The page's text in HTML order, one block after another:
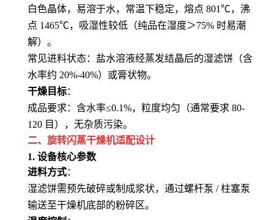
白色晶体，易溶于水，常温下稳定，熔点 801℃，沸
点 1465℃，吸湿性较低（纯品在湿度＞75% 时易潮
解）。
常见进料状态：盐水溶液经蒸发结晶后的湿滤饼（含
水率约 20%-40%）或膏状物。
干燥目标：
成品要求：含水率≤0.1%，粒度均匀（通常要求 80-
120 目），无杂质污染。
二、旋转闪蒸干燥机适配设计
1. 设备核心参数
进料方式：
湿滤饼需预先破碎或制成浆状，通过螺杆泵 / 柱塞泵
输送至干燥机底部的粉碎区。